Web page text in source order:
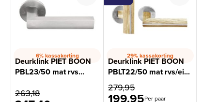
6% kassakorting
Deurklink PIET BOON
PBL23/50 mat rvs...
263,18
29% kassakorting
Deurklink PIET BOON
PBLT22/50 mat rvs/ei...
279,95
199,95Per paar